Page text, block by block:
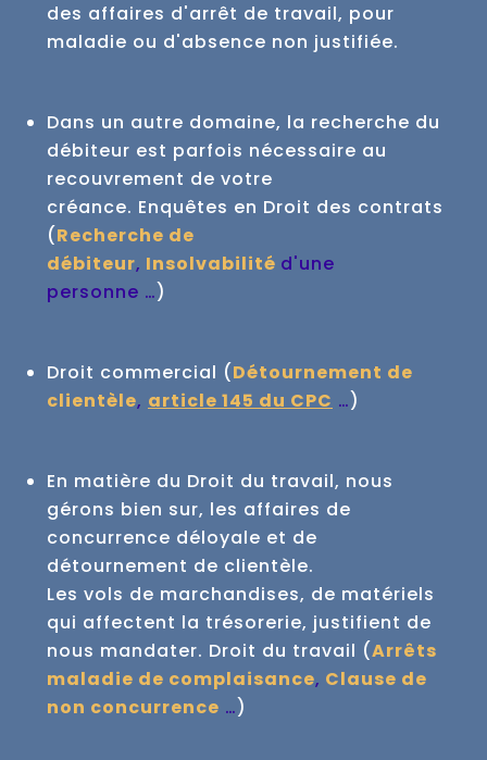
des affaires d'arrêt de travail, pour
maladie ou d'absence non justifiée.
Dans un autre domaine, la recherche du
débiteur est parfois nécessaire au
recouvrement de votre
créance. Enquêtes en Droit des contrats
(Recherche de
débiteur, Insolvabilité d'une
personne …)
Droit commercial (Détournement de
clientèle, article 145 du CPC …)
En matière du Droit du travail, nous
gérons bien sur, les affaires de
concurrence déloyale et de
détournement de clientèle.
Les vols de marchandises, de matériels
qui affectent la trésorerie, justifient de
nous mandater. Droit du travail (Arrêts
maladie de complaisance, Clause de
non concurrence …)